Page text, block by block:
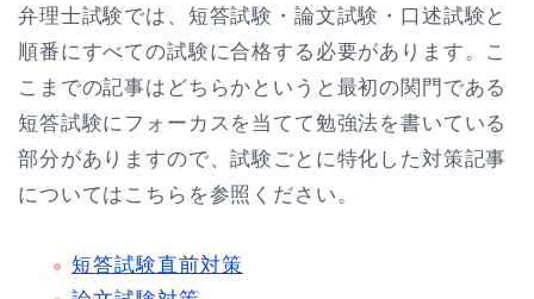
弁理士試験では、短答試験・論文試験・口述試験と
順番にすべての試験に合格する必要があります。こ
こまでの記事はどちらかというと最初の関門である
短答試験にフォーカスを当てて勉強法を書いている
部分がありますので、試験ごとに特化した対策記事
についてはこちらを参照ください。
短答試験直前対策